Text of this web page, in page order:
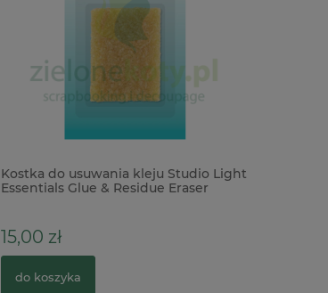
Kostka do usuwania kleju Studio Light
Essentials Glue & Residue Eraser
15,00 zł
do koszyka